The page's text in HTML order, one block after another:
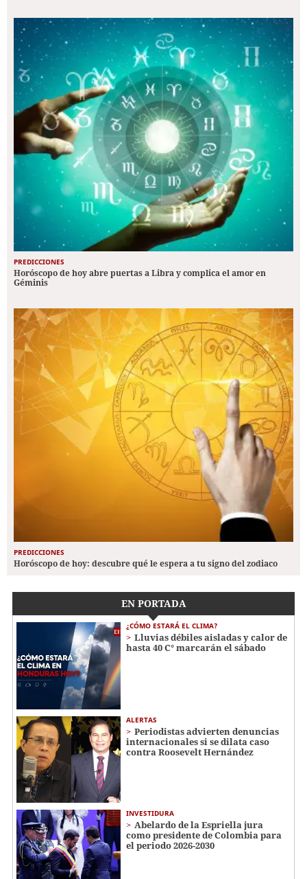
PREDICCIONES
Horóscopo de hoy abre puertas a Libra y complica el amor en
Géminis
PREDICCIONES
Horóscopo de hoy: descubre qué le espera a tu signo del zodiaco
EN PORTADA
¿CÓMO ESTARÁ EL CLIMA?
Lluvias débiles aisladas y calor de
hasta 40 C° marcarán el sábado
ALERTAS
Periodistas advierten denuncias
internacionales si se dilata caso
contra Roosevelt Hernández
INVESTIDURA
Abelardo de la Espriella jura
como presidente de Colombia para
el periodo 2026-2030